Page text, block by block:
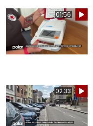
01:56
02:33